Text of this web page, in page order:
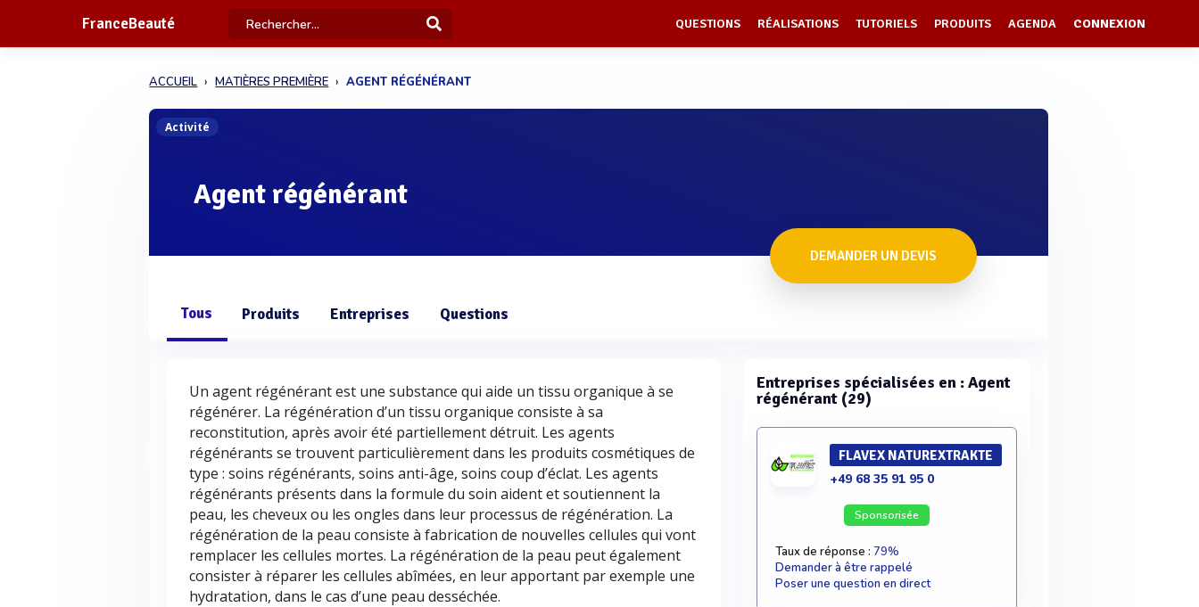
FranceBeauté QUESTIONS RÉALISATIONS TUTORIELS PRODUITS AGENDA CONNEXION
ACCUEIL MATIÈRES PREMIÈRE AGENT RÉGÉNÉRANT
Activité
Agent régénérant
DEMANDER UN DEVIS
Tous Produits Entreprises Questions
Un agent régénérant est une substance qui aide un tissu organique à se
régénérer. La régénération d’un tissu organique consiste à sa
reconstitution, après avoir été partiellement détruit. Les agents
régénérants se trouvent particulièrement dans les produits cosmétiques de
type : soins régénérants, soins anti-âge, soins coup d’éclat. Les agents
régénérants présents dans la formule du soin aident et soutiennent la
peau, les cheveux ou les ongles dans leur processus de régénération. La
régénération de la peau consiste à fabrication de nouvelles cellules qui vont
remplacer les cellules mortes. La régénération de la peau peut également
consister à réparer les cellules abîmées, en leur apportant par exemple une
hydratation, dans le cas d’une peau desséchée.
Entreprises spécialisées en : Agent
régénérant (29)
FLAVEX NATUREXTRAKTE
+49 68 35 91 95 0
Sponsorisée
Taux de réponse : 79%
Demander à être rappelé
Poser une question en direct